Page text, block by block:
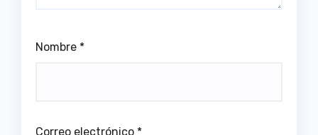
Nombre *
Correo electrónico *